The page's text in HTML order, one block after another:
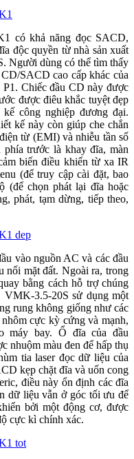
có khả năng đọc SACD,
độc quyền từ nhà sản xuất
Người dùng có thể tìm thấy
SACD cao cấp khác của
Chiếc đầu CD này được
được điêu khắc tuyệt đẹp
công nghiệp đương đại.
kế này còn giúp che chắn
từ (EMI) và nhiễu tần số
trước là khay đĩa, màn
biến điều khiển từ xa IR
(để truy cập cài đặt, bao
(để chọn phát lại đĩa hoặc
phát, tạm dừng, tiếp theo,
vào nguồn AC và các đầu
nối mặt đất. Ngoài ra, trong
bằng cách hỗ trợ chúng
VMK-3.5-20S sử dụng một
rung không giống như các
cực kỳ cứng và mạnh,
máy bay. Ổ đĩa của đầu
nhuộm màu đen để hấp thụ
tia laser đọc dữ liệu của
kẹp chặt đĩa và uốn cong
điều này ổn định các đĩa
dữ liệu vẫn ở góc tối ưu để
bởi một động cơ, được
cực kì chính xác.